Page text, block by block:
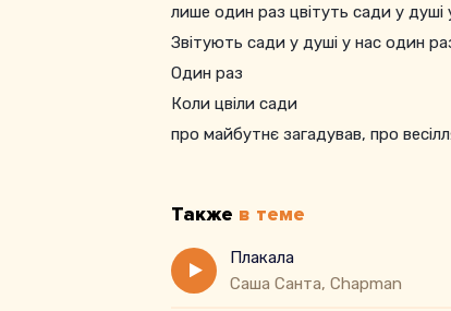
лише один раз цвітуть сади у
Звітують сади у душі у нас один
Один раз
Коли цвіли сади
про майбутнє загадував, про
Один раз на рік сади цвітуть
Также в теме
Плакала
Саша Санта, Chapman